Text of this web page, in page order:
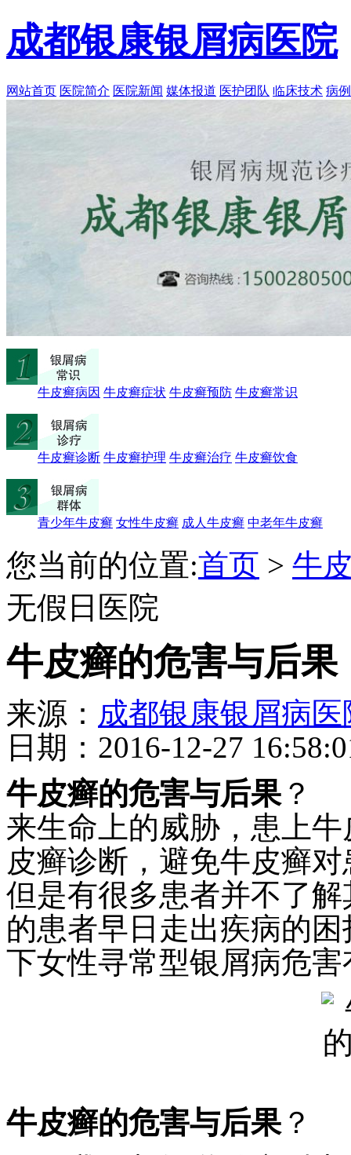
成都银康银屑病医院
网站首页 医院简介 医院新闻 媒体报道 医护团队 临床技术 病
牛皮癣病因 牛皮癣症状 牛皮癣预防 牛皮癣常识
牛皮癣诊断 牛皮癣护理 牛皮癣治疗 牛皮癣饮食
青少年牛皮癣 女性牛皮癣 成人牛皮癣 中老年牛皮癣
您当前的位置:首页 > 牛
无假日医院
牛皮癣的危害与后果
来源： 成都银康银屑病医
日期：2016-12-27
牛皮癣的危害与后果？
来生命上的威胁，患上
皮癣诊断，避免牛皮癣
但是有很多患者并不了
的患者早日走出疾病的
下女性寻常型银屑病危
牛皮癣的危害与后果？